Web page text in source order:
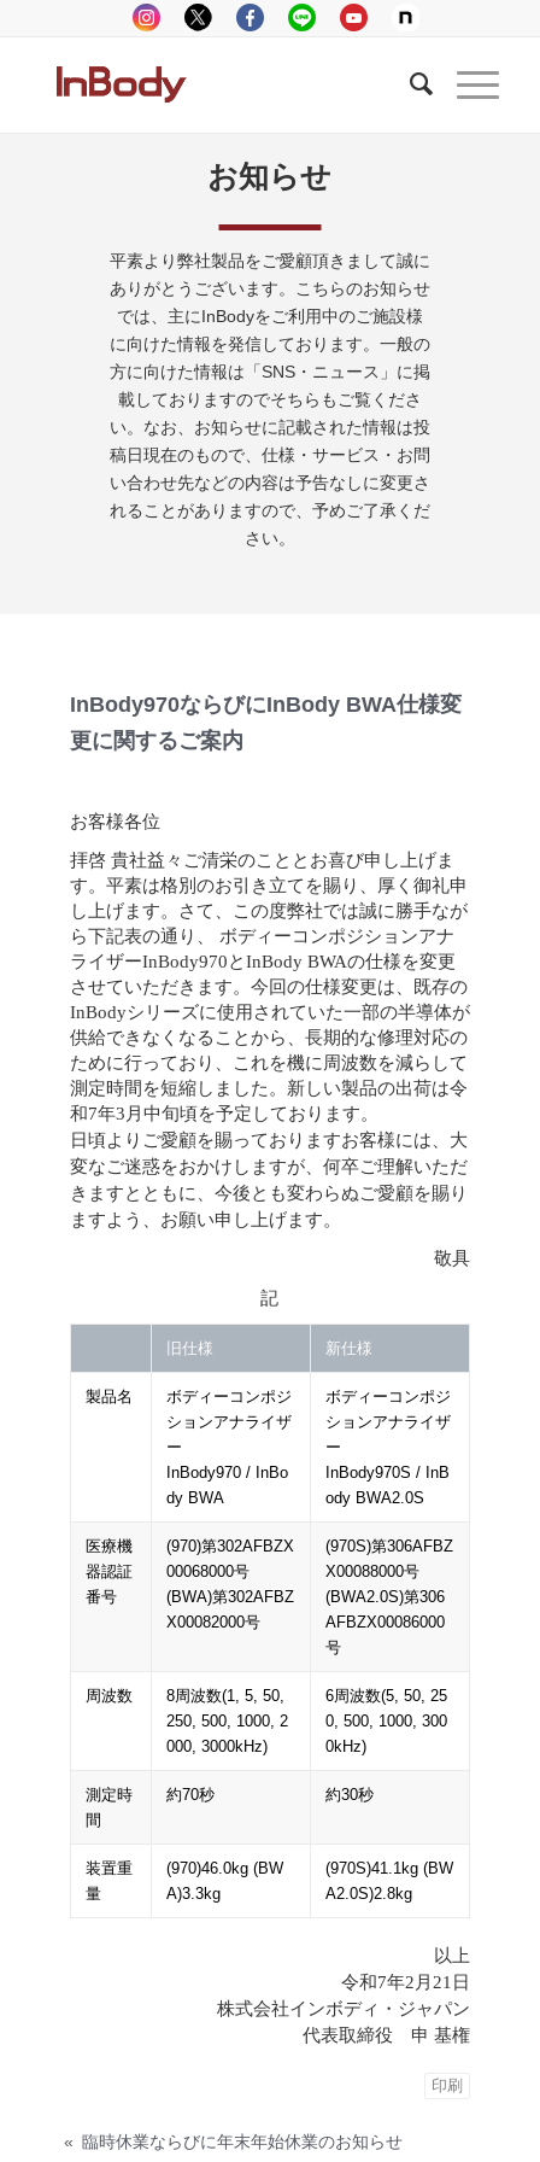
お知らせ
平素より弊社製品をご愛顧頂きまして誠に
ありがとうございます。こちらのお知らせ
では、主にInBodyをご利用中のご施設様
に向けた情報を発信しております。一般の
方に向けた情報は「SNS・ニュース」に掲
載しておりますのでそちらもご覧くださ
い。なお、お知らせに記載された情報は投
稿日現在のもので、仕様・サービス・お問
い合わせ先などの内容は予告なしに変更さ
れることがありますので、予めご了承くだ
さい。
InBody970ならびにInBody BWA仕様変
更に関するご案内
お客様各位
拝啓 貴社益々ご清栄のこととお喜び申し上げま
す。平素は格別のお引き立てを賜り、厚く御礼申
し上げます。さて、この度弊社では誠に勝手なが
ら下記表の通り、 ボディーコンポジションアナ
ライザーInBody970とInBody BWAの仕様を変更
させていただきます。今回の仕様変更は、既存の
InBodyシリーズに使用されていた一部の半導体が
供給できなくなることから、長期的な修理対応の
ために行っており、これを機に周波数を減らして
測定時間を短縮しました。新しい製品の出荷は令
和7年3月中旬頃を予定しております。
日頃よりご愛顧を賜っておりますお客様には、大
変なご迷惑をおかけしますが、何卒ご理解いただ
きますとともに、今後とも変わらぬご愛顧を賜り
ますよう、お願い申し上げます。
敬具
記
旧仕様 新仕様
製品名
ボディーコンポジ
ションアナライザ
ー
InBody970 / InBo
dy BWA
ボディーコンポジ
ションアナライザ
ー
InBody970S / InB
ody BWA2.0S
医療機
器認証
番号
(970)第302AFBZX
00068000号
(BWA)第302AFBZ
X00082000号
(970S)第306AFBZ
X00088000号
(BWA2.0S)第306
AFBZX00086000
号
周波数
8周波数(1, 5, 50,
250, 500, 1000, 2
000, 3000kHz)
6周波数(5, 50, 25
0, 500, 1000, 300
0kHz)
測定時
間
約70秒 約30秒
装置重
量
(970)46.0kg (BW
A)3.3kg
(970S)41.1kg (BW
A2.0S)2.8kg
以上
令和7年2月21日
株式会社インボディ・ジャパン
代表取締役 申 基権
印刷
« 臨時休業ならびに年末年始休業のお知らせ